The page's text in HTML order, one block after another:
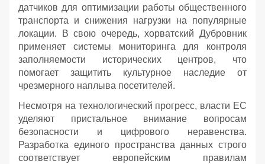
датчиков для оптимизации работы общественного
транспорта и снижения нагрузки на популярные
локации. В свою очередь, хорватский Дубровник
применяет системы мониторинга для контроля
заполняемости исторических центров, что
помогает защитить культурное наследие от
чрезмерного наплыва посетителей.
Несмотря на технологический прогресс, власти ЕС
уделяют пристальное внимание вопросам
безопасности и цифрового неравенства.
Разработка единого пространства данных строго
соответствует европейским правилам